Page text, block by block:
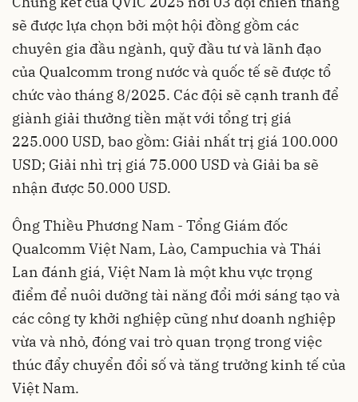
sẽ được lựa chọn bởi một hội đồng gồm các
chuyên gia đầu ngành, quỹ đầu tư và lãnh đạo
của Qualcomm trong nước và quốc tế sẽ được tổ
chức vào tháng 8/2025. Các đội sẽ cạnh tranh để
giành giải thưởng tiền mặt với tổng trị giá
225.000 USD, bao gồm: Giải nhất trị giá 100.000
USD; Giải nhì trị giá 75.000 USD và Giải ba sẽ
nhận được 50.000 USD.
Ông Thiều Phương Nam - Tổng Giám đốc
Qualcomm Việt Nam, Lào, Campuchia và Thái
Lan đánh giá, Việt Nam là một khu vực trọng
điểm để nuôi dưỡng tài năng đổi mới sáng tạo và
các công ty khởi nghiệp cũng như doanh nghiệp
vừa và nhỏ, đóng vai trò quan trọng trong việc
thúc đẩy chuyển đổi số và tăng trưởng kinh tế của
Việt Nam.